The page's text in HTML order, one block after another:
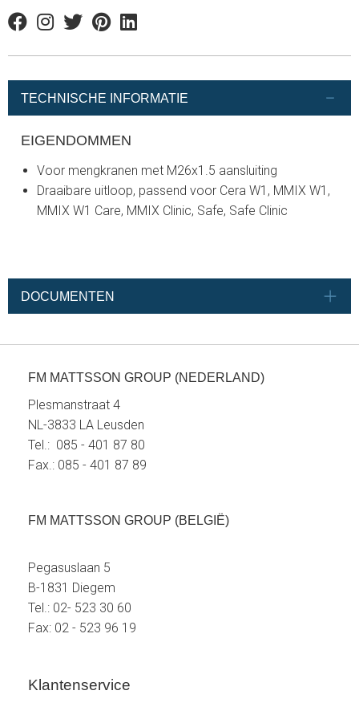
FacebookInstagram
TwitterPinterestLinkedin
TECHNISCHE INFORMATIE
EIGENDOMMEN
Voor mengkranen met M26x1.5 aansluiting
Draaibare uitloop, passend voor Cera W1, MMIX W1,
MMIX W1 Care, MMIX Clinic, Safe, Safe Clinic
DOCUMENTEN
FM MATTSSON GROUP (NEDERLAND)
Plesmanstraat 4
NL-3833 LA Leusden
Tel.: 085 - 401 87 80
Fax.: 085 - 401 87 89
FM MATTSSON GROUP (BELGIË)
Pegasuslaan 5
B-1831 Diegem
Tel.: 02- 523 30 60
Fax: 02 - 523 96 19
Klantenservice